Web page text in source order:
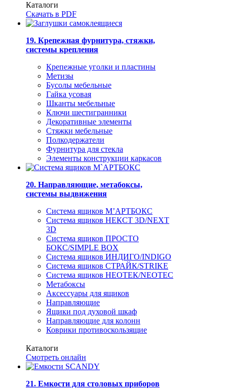
Каталоги
Скачать в PDF
19. Крепежная фурнитура, стяжки,
системы крепления
Крепежные уголки и пластины
Метизы
Бусолы мебельные
Гайка усовая
Шканты мебельные
Ключи шестигранники
Декоративные элементы
Стяжки мебельные
Полкодержатели
Фурнитура для стекла
Элементы конструкции каркасов
20. Направляющие, метабоксы,
системы выдвижения
Система ящиков М’АРТБОКС
Система ящиков НЕКСТ 3D/NEXT
3D
Система ящиков ПРОСТО
БОКС/SIMPLE BOX
Система ящиков ИНДИГО/INDIGO
Система ящиков СТРАЙК/STRIKE
Система ящиков НЕОТЕК/NEOTEC
Метабоксы
Аксессуары для ящиков
Направляющие
Ящики под духовой шкаф
Направляющие для колонн
Коврики противоскользящие
Каталоги
Смотреть онлайн
21. Емкости для столовых приборов